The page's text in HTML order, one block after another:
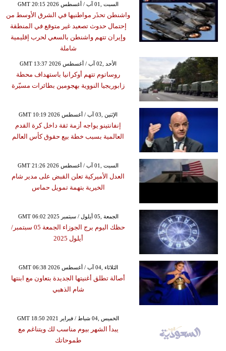
GMT 20:15 2026 السبت ,01 آب / أغسطس
واشنطن تحذَر مواطنيها في الشرق الأوسط من
إحتمال حدوث تصعيد غير متوقع في المنطقة
وإيران تتهم واشنطن بالسعي لحرب إقليمية
شاملة
GMT 13:37 2026 الأحد ,02 آب / أغسطس
روساتوم تتهم أوكرانيا باستهداف محطة
زابوريجيا النووية بهجومين بطائرات مسيّرة
GMT 10:19 2026 الإثنين ,03 آب / أغسطس
إنفانتينو يواجه أزمة ثقة داخل كرة القدم
العالمية بسبب خطة بيع حقوق كأس العالم
GMT 21:26 2026 السبت ,01 آب / أغسطس
العدل الأميركية تعلن القبض على مدير شام
الخيرية بتهمة تمويل حماس
GMT 06:02 2025 الجمعة ,05 أيلول / سبتمبر
حظك اليوم برج الجوزاء الجمعة 05 سبتمبر/
أيلول 2025
GMT 06:38 2026 الثلاثاء ,04 آب / أغسطس
أصالة تطلق أغنيتها الجديدة بتعاون مع ابنتها
شام الذهبي
GMT 18:50 2021 الخميس ,04 شباط / فبراير
يبدأ الشهر بيوم مناسب لك ويتناغم مع
طموحاتك